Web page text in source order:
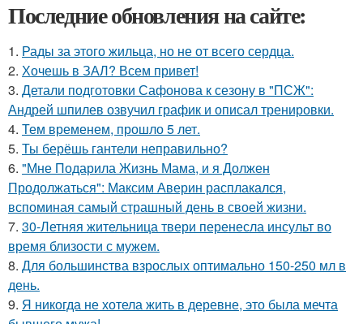
Последние обновления на сайте:
1. Рады за этого жильца, но не от всего сердца.
2. Хочешь в ЗАЛ? Всем привет!
3. Детали подготовки Сафонова к сезону в "ПСЖ":
Андрей шпилев озвучил график и описал тренировки.
4. Тем временем, прошло 5 лет.
5. Ты берёшь гантели неправильно?
6. "Мне Подарила Жизнь Мама, и я Должен
Продолжаться": Максим Аверин расплакался,
вспоминая самый страшный день в своей жизни.
7. 30-Летняя жительница твери перенесла инсульт во
время близости с мужем.
8. Для большинства взрослых оптимально 150-250 мл в
день.
9. Я никогда не хотела жить в деревне, это была мечта